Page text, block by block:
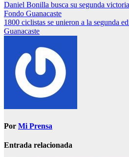
Daniel Bonilla busca su segunda
Fondo Guanacaste
1800 ciclistas se unieron a la segunda
Guanacaste
Por Mi Prensa
Entrada relacionada